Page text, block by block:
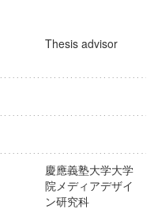
Thesis advisor
慶應義塾大学大学
院メディアデザイ
ン研究科